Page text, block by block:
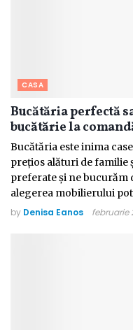
CASA
Bucătăria perfectă
bucătărie la
Bucătăria este inima
prețios alături de familie
preferate și ne bucurăm
alegerea mobilierului
by Denisa Eanos februarie